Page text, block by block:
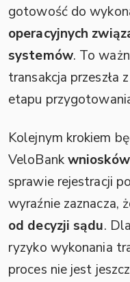
gotowość do
operacyjnych
systemów. To
transakcja przeszła
etapu
Kolejnym krokiem
VeloBank
sprawie rejestracji
wyraźnie zaznacza,
od decyzji sądu.
ryzyko wykonania
proces nie jest